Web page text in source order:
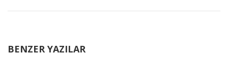
BENZER YAZILAR